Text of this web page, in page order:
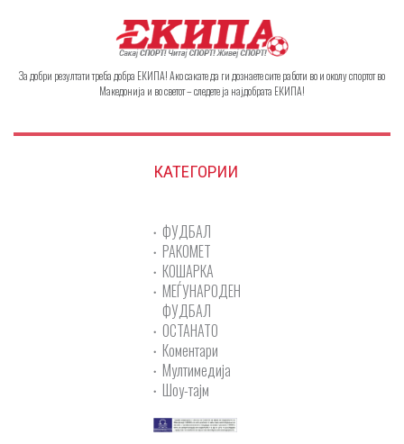
За добри резултати треба добра ЕКИПА! Ако сакате да ги дознаете сите работи во и околу спортот во
Македонија и во светот – следете ја најдобрата ЕКИПА!
КАТЕГОРИИ
ФУДБАЛ
РАКОМЕТ
КОШАРКА
МЕЃУНАРОДЕН
ФУДБАЛ
ОСТАНАТО
Коментари
Мултимедија
Шоу-тајм